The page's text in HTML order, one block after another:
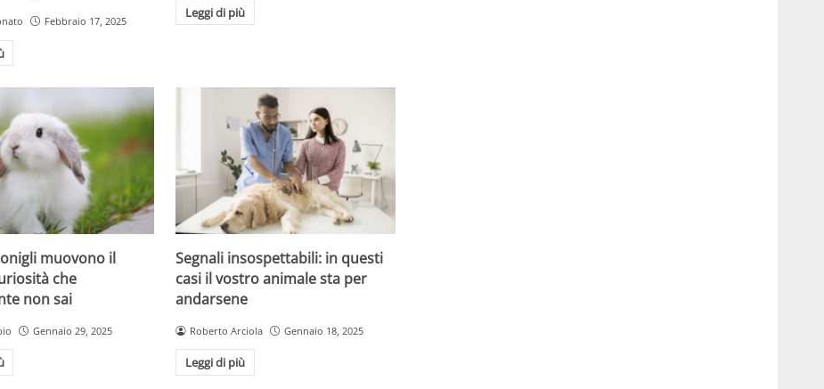
Febbraio 17, 2025
Leggi di più
muovono il
che
non sai
Gennaio 29, 2025
Segnali insospettabili: in questi
casi il vostro animale sta per
andarsene
Roberto Arciola Gennaio 18, 2025
Leggi di più